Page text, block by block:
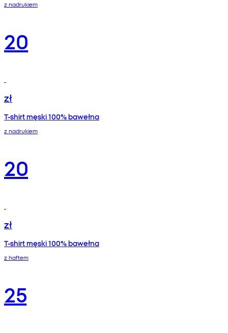
z nadrukiem
20
zł
T-shirt męski 100% bawełna
z nadrukiem
20
zł
T-shirt męski 100% bawełna
z haftem
25